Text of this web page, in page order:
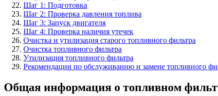
Шаг 1: Подготовка
Шаг 2: Проверка давления топлива
Шаг 3: Запуск двигателя
Шаг 4: Проверка наличия утечек
Очистка и утилизация старого топливного фильтра
Очистка топливного фильтра
Утилизация топливного фильтра
Рекомендации по обслуживанию и замене топливного
Общая информация о топливном